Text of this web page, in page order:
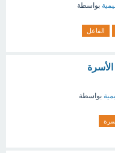
بواسطة
الفاعل
بواسطة